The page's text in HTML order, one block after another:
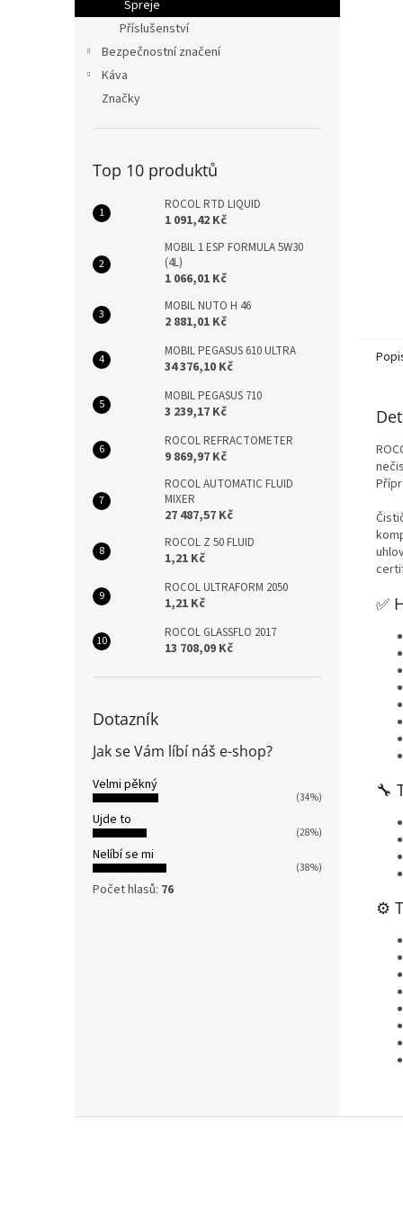
e
Spreje
Příslušenství
Bezpečnostní značení
Káva
Značky
Top 10 produktů
ROCOL RTD LIQUID
1 091,42 Kč
MOBIL 1 ESP FORMULA 5W30
(4L)
1 066,01 Kč
MOBIL NUTO H 46
2 881,01 Kč
MOBIL PEGASUS 610 ULTRA
34 376,10 Kč
MOBIL PEGASUS 710
3 239,17 Kč
ROCOL REFRACTOMETER
9 869,97 Kč
ROCOL AUTOMATIC FLUID
MIXER
27 487,57 Kč
ROCOL Z 50 FLUID
1,21 Kč
ROCOL ULTRAFORM 2050
1,21 Kč
ROCOL GLASSFLO 2017
13 708,09 Kč
Dotazník
Jak se Vám líbí náš e-shop?
Velmi pěkný
(34%)
Ujde to
(28%)
Nelíbí se mi
(38%)
Počet hlasů: 76
✅
🔧
⚙️